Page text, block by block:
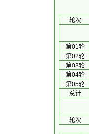
轮次
第01轮
第02轮
第03轮
第04轮
第05轮
总计
轮次